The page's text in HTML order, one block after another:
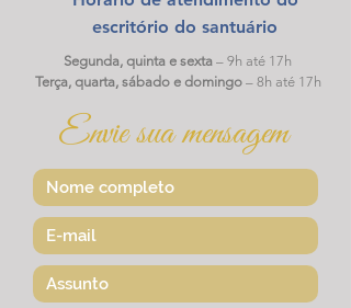
Segunda, quinta e sexta – 9h até 17h
Terça, quarta, sábado e domingo– 8h até 17h
escritório do santuário
Envie sua mensagem